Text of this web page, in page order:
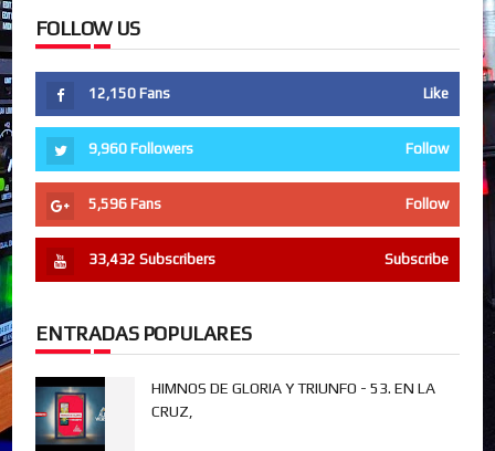
FOLLOW US
12,150 Fans Like
9,960 Followers Follow
5,596 Fans Follow
33,432 Subscribers Subscribe
ENTRADAS POPULARES
HIMNOS DE GLORIA Y TRIUNFO - 53. EN LA
CRUZ,